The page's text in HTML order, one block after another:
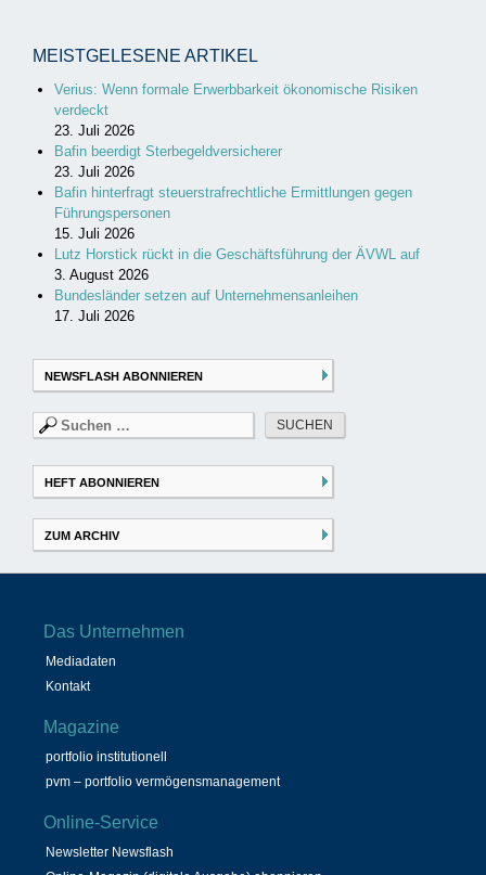
MEISTGELESENE ARTIKEL
Verius: Wenn formale Erwerbbarkeit ökonomische Risiken
verdeckt
23. Juli 2026
Bafin beerdigt Sterbegeldversicherer
23. Juli 2026
Bafin hinterfragt steuerstrafrechtliche Ermittlungen gegen
Führungspersonen
15. Juli 2026
Lutz Horstick rückt in die Geschäftsführung der ÄVWL auf
3. August 2026
Bundesländer setzen auf Unternehmensanleihen
17. Juli 2026
NEWSFLASH ABONNIEREN
Suchen
nach:
HEFT ABONNIEREN
ZUM ARCHIV
Das Unternehmen
Mediadaten
Kontakt
Magazine
portfolio institutionell
pvm – portfolio vermögensmanagement
Online-Service
Newsletter Newsflash